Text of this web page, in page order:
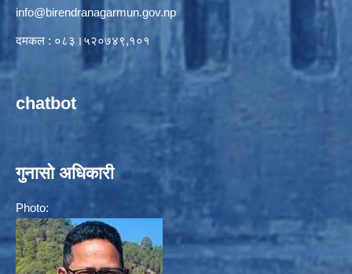
info@birendranagarmun.gov.np
दमकल : ०८३।५२०७४९,१०१
chatbot
गुनासो अधिकारी
Photo: